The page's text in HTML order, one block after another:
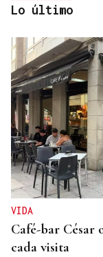
Sodercan
ayudar a las
exportación
Lo último
VIDA
Café-bar César
cada visita